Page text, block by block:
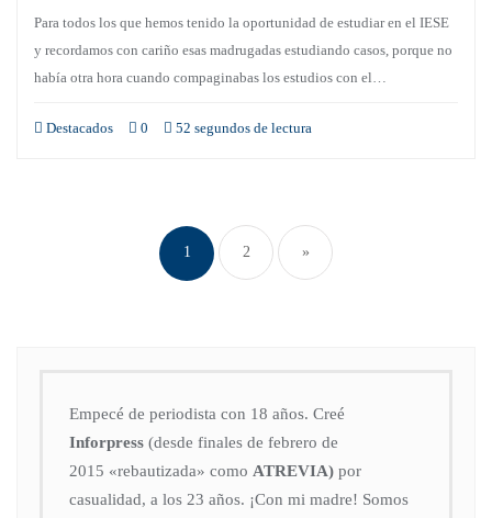
Para todos los que hemos tenido la oportunidad de estudiar en el IESE
y recordamos con cariño esas madrugadas estudiando casos, porque no
había otra hora cuando compaginabas los estudios con el…
Destacados 0 52 segundos de lectura
1 2 »
Empecé de periodista con 18 años. Creé
Inforpress (desde finales de febrero de
2015 «rebautizada» como ATREVIA) por
casualidad, a los 23 años. ¡Con mi madre! Somos